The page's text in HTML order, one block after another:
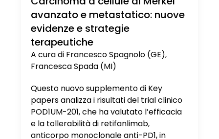
avanzato e metastatico: nuove
evidenze e strategie
terapeutiche
A cura di Francesco Spagnolo (GE),
Francesca Spada (MI)
Questo nuovo supplemento di Key
papers analizza i risultati del trial clinico
POD1UM-201, che ha valutato l’efficacia
e la tollerabilità di retifanlimab,
anticorpo monoclonale anti-PD1, in